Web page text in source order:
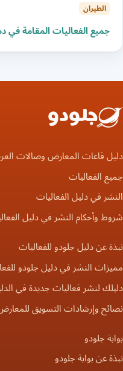
الطيران
جميع الفعاليات المقامة
دليل قاعات المعارض وصالات
جميع الفعاليات
النشر في دليل الفعاليات
شروط وأحكام النشر في دليل
نبذة عن دليل جلودو للفعاليات
مميزات النشر في دليل جلودو
دليلك لنشر فعاليات جديدة في
نصائح وإرشادات التسويق
بوابة جلودو
نبذة عن بوابة جلودو